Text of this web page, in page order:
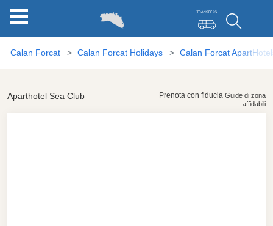
Calan Forcat Calan Forcat Holidays Calan Forcat
Aparthotel Sea Club Prenota con fiducia Guide di zona
affidabili